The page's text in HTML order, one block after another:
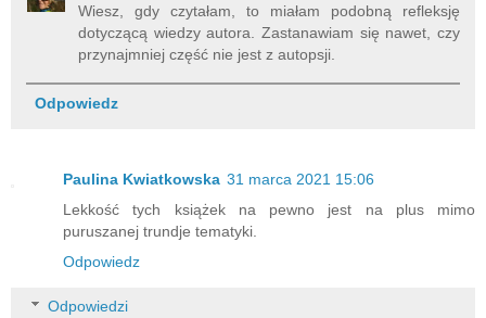
Wiesz, gdy czytałam, to miałam podobną refleksję
dotyczącą wiedzy autora. Zastanawiam się nawet, czy
przynajmniej część nie jest z autopsji.
Odpowiedz
Paulina Kwiatkowska 31 marca 2021 15:06
Lekkość tych książek na pewno jest na plus mimo
puruszanej trundje tematyki.
Odpowiedz
Odpowiedzi